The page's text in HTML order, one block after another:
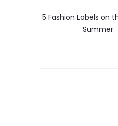
5 Fashion Labels on
Summer